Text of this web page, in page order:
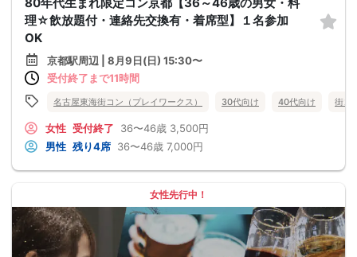
理☆飲放題付・連絡先交換有・着席型】１名参加
OK
京都駅周辺 | 8月9日(日) 15:30〜
受付終了まで11時間
名古屋東海街コン（プレイワークス） 30代向け 40代向け 街コ
女性 受付終了 36〜46歳 3,500円
男性 残り4席 36〜46歳 7,000円
女性先行中！